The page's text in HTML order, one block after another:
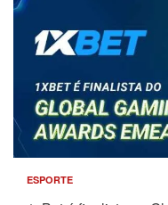
ESPORTE